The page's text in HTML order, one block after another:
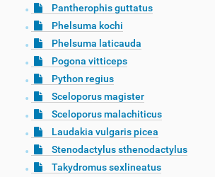
Pantherophis guttatus
Phelsuma kochi
Phelsuma laticauda
Pogona vitticeps
Python regius
Sceloporus magister
Sceloporus malachiticus
Laudakia vulgaris picea
Stenodactylus sthenodactylus
Takydromus sexlineatus